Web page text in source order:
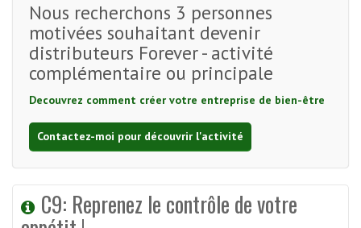
Nous recherchons 3 personnes
motivées souhaitant devenir
distributeurs Forever - activité
complémentaire ou principale
Decouvrez comment créer votre entreprise de bien-être
Contactez-moi pour découvrir l'activité
C9: Reprenez le contrôle de votre